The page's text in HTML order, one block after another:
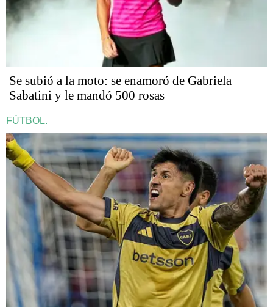
Se subió a la moto: se enamoró de Gabriela
Sabatini y le mandó 500 rosas
FÚTBOL.